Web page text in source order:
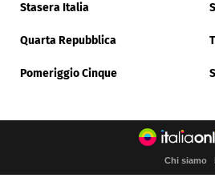
Stasera Italia
Quarta Repubblica
Pomeriggio Cinque
Chi siamo